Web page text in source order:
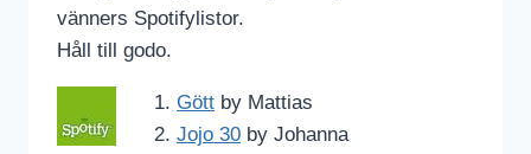
vänners Spotifylistor.
Håll till godo.
1. Gött by Mattias
2. Jojo 30 by Johanna